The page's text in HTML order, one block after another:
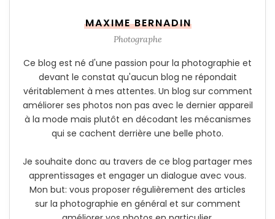
MAXIME BERNADIN
Photographe
Ce blog est né d'une passion pour la photographie et
devant le constat qu'aucun blog ne répondait
véritablement à mes attentes. Un blog sur comment
améliorer ses photos non pas avec le dernier appareil
à la mode mais plutôt en décodant les mécanismes
qui se cachent derrière une belle photo.
Je souhaite donc au travers de ce blog partager mes
apprentissages et engager un dialogue avec vous.
Mon but: vous proposer régulièrement des articles
sur la photographie en général et sur comment